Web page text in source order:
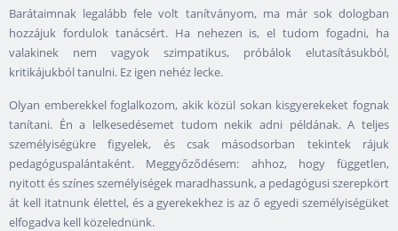
Barátaimnak legalább fele volt tanítványom, ma már sok dologban
hozzájuk fordulok tanácsért. Ha nehezen is, el tudom fogadni, ha
valakinek nem vagyok szimpatikus, próbálok elutasításukból,
kritikájukból tanulni. Ez igen nehéz lecke.
Olyan emberekkel foglalkozom, akik közül sokan kisgyerekeket fognak
tanítani. Én a lelkesedésemet tudom nekik adni példának. A teljes
személyiségükre figyelek, és csak másodsorban tekintek rájuk
pedagóguspalántaként. Meggyőződésem: ahhoz, hogy független,
nyitott és színes személyiségek maradhassunk, a pedagógusi szerepkört
át kell itatnunk élettel, és a gyerekekhez is az ő egyedi személyiségüket
elfogadva kell közelednünk.